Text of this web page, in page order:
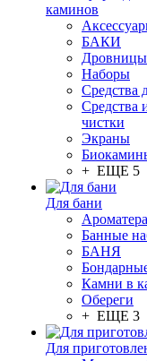
каминов
БАКИ
Дровницы
Наборы
Средства
Средства
чистки
Экраны
+ ЕЩЕ 5
Для бани
Банные
БАНЯ
Камни в
Обереги
+ ЕЩЕ 3
Для